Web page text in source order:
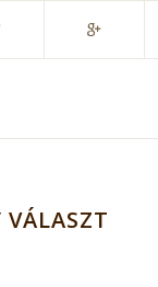
VÁLASZT